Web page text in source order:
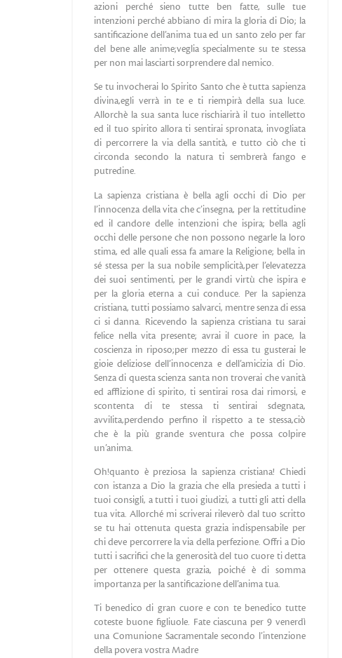
azioni perché sieno tutte ben fatte, sulle tue
intenzioni perché abbiano di mira la gloria di Dio; la
santificazione dell’anima tua ed un santo zelo per far
del bene alle anime;veglia specialmente su te stessa
per non mai lasciarti sorprendere dal nemico.
Se tu invocherai lo Spirito Santo che è tutta sapienza
divina,egli verrà in te e ti riempirà della sua luce.
Allorchè la sua santa luce rischiarirà il tuo intelletto
ed il tuo spirito allora ti sentirai spronata, invogliata
di percorrere la via della santità, e tutto ciò che ti
circonda secondo la natura ti sembrerà fango e
putredine.
La sapienza cristiana è bella agli occhi di Dio per
l’innocenza della vita che c’insegna, per la rettitudine
ed il candore delle intenzioni che ispira; bella agli
occhi delle persone che non possono negarle la loro
stima, ed alle quali essa fa amare la Religione; bella in
sé stessa per la sua nobile semplicità,per l’elevatezza
dei suoi sentimenti, per le grandi virtù che ispira e
per la gloria eterna a cui conduce. Per la sapienza
cristiana, tutti possiamo salvarci, mentre senza di essa
ci si danna. Ricevendo la sapienza cristiana tu sarai
felice nella vita presente; avrai il cuore in pace, la
coscienza in riposo;per mezzo di essa tu gusterai le
gioie deliziose dell’innocenza e dell’amicizia di Dio.
Senza di questa scienza santa non troverai che vanità
ed afflizione di spirito, ti sentirai rosa dai rimorsi, e
scontenta di te stessa ti sentirai sdegnata,
avvilita,perdendo perfino il rispetto a te stessa,ciò
che è la più grande sventura che possa colpire
un’anima.
Oh!quanto è preziosa la sapienza cristiana! Chiedi
con istanza a Dio la grazia che ella presieda a tutti i
tuoi consigli, a tutti i tuoi giudizi, a tutti gli atti della
tua vita. Allorché mi scriverai rileverò dal tuo scritto
se tu hai ottenuta questa grazia indispensabile per
chi deve percorrere la via della perfezione. Offri a Dio
tutti i sacrifici che la generosità del tuo cuore ti detta
per ottenere questa grazia, poiché è di somma
importanza per la santificazione dell’anima tua.
Ti benedico di gran cuore e con te benedico tutte
coteste buone figliuole. Fate ciascuna per 9 venerdì
una Comunione Sacramentale secondo l’intenzione
della povera vostra Madre